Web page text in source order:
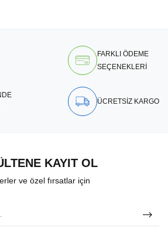
FARKLI ÖDEME
SEÇENEKLERİ
ÜCRETSİZ KARGO
KAYIT OL
ve özel fırsatlar için